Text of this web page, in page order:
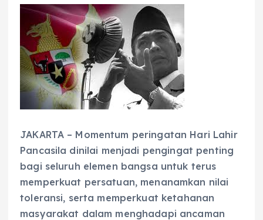
JAKARTA – Momentum peringatan Hari Lahir
Pancasila dinilai menjadi pengingat penting
bagi seluruh elemen bangsa untuk terus
memperkuat persatuan, menanamkan nilai
toleransi, serta memperkuat ketahanan
masyarakat dalam menghadapi ancaman